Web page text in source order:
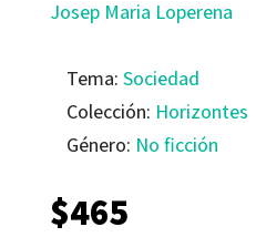
Josep Maria Loperena
Tema: Sociedad
Colección: Horizontes
Género: No ficción
$465